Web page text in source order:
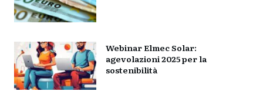
Webinar Elmec Solar:
agevolazioni 2025 per la
sostenibilità